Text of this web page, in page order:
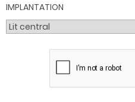
IMPLANTATION